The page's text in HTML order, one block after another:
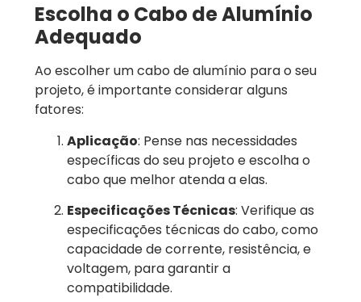
Escolha o Cabo de Alumínio
Adequado
Ao escolher um cabo de alumínio para o seu
projeto, é importante considerar alguns
fatores:
Aplicação: Pense nas necessidades
específicas do seu projeto e escolha o
cabo que melhor atenda a elas.
Especificações Técnicas: Verifique as
especificações técnicas do cabo, como
capacidade de corrente, resistência, e
voltagem, para garantir a
compatibilidade.